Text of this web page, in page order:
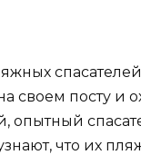
своем посту и
опытный
что их